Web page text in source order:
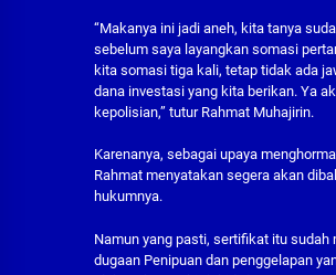
“Makanya ini jadi aneh, kita tanya
sebelum saya layangkan somasi
kita somasi tiga kali, tetap tidak ada
dana investasi yang kita berikan. Ya
kepolisian,” tutur Rahmat Muhajirin.
Karenanya, sebagai upaya
Rahmat menyatakan segera akan
hukumnya.
Namun yang pasti, sertifikat itu sudah
dugaan Penipuan dan penggelapan